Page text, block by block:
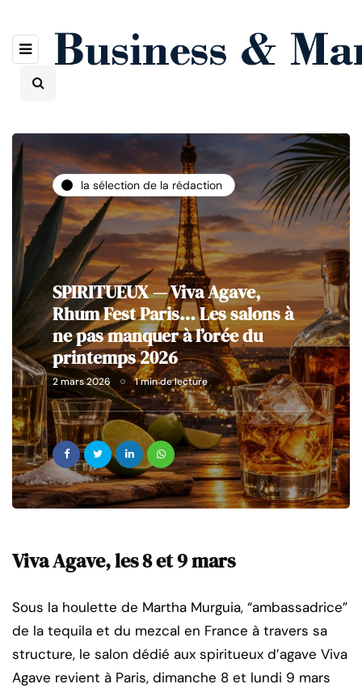
la sélection de la rédaction
SPIRITUEUX — Viva Agave,
Rhum Fest Paris… Les salons à
ne pas manquer à l’orée du
printemps 2026
2 mars 2026 1 min de lecture
Viva Agave, les 8 et 9 mars
Sous la houlette de Martha Murguia, “ambassadrice”
de la tequila et du mezcal en France à travers sa
structure, le salon dédié aux spiritueux d’agave Viva
Agave revient à Paris, dimanche 8 et lundi 9 mars